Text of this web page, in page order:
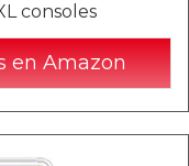
consoles
en Amazon